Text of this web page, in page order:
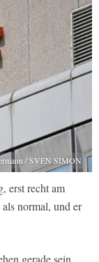
/ SVEN SIMON
erst recht am
normal, und er